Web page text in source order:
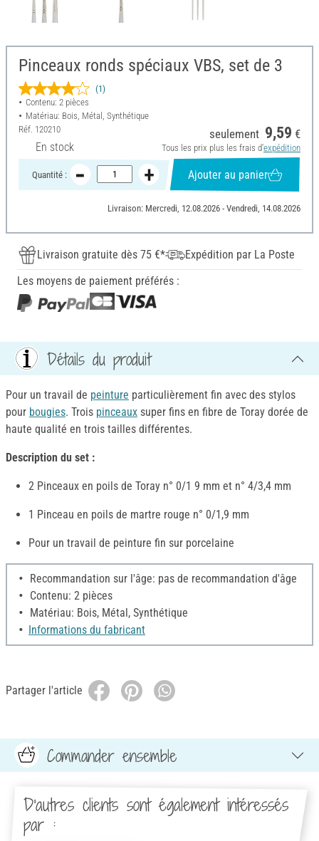
Pinceaux ronds spéciaux VBS, set de 3
(1)
Contenu: 2 pièces
Matériau: Bois, Métal, Synthétique
Réf. 120210
En stock
seulement 9,59 €
Tous les prix plus les frais d'expédition
Quantité : Ajouter au panier
Livraison: Mercredi, 12.08.2026 - Vendredi, 14.08.2026
Livraison gratuite dès 75 €*
Expédition par La Poste
Les moyens de paiement préférés :
Détails du produit
Pour un travail de peinture particulièrement fin avec des stylos
pour bougies. Trois pinceaux super fins en fibre de Toray dorée de
haute qualité en trois tailles différentes.
Description du set :
2 Pinceaux en poils de Toray n° 0/1 9 mm et n° 4/3,4 mm
1 Pinceau en poils de martre rouge n° 0/1,9 mm
Pour un travail de peinture fin sur porcelaine
Recommandation sur l'âge: pas de recommandation d'âge
Contenu: 2 pièces
Matériau: Bois, Métal, Synthétique
Informations du fabricant
Partager l'article
Commander ensemble
D'autres clients sont également intéressés
par :